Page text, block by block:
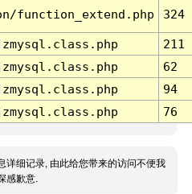
function_extend.php 324
211
62
94
76
详细记录, 由此给您带来的访问不便我
感歉意.